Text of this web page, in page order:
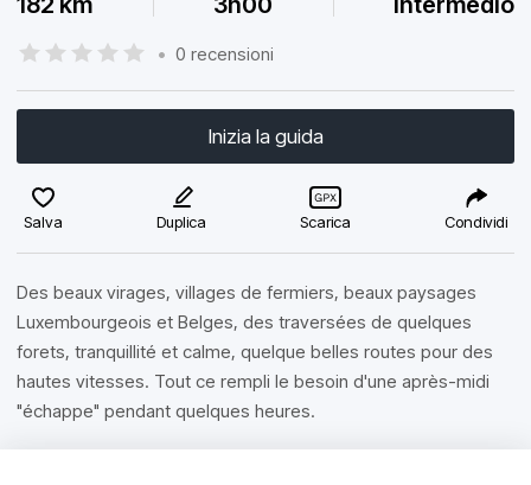
• 0 recensioni
Inizia la guida
Salva Duplica Scarica Condividi
Des beaux virages, villages de fermiers, beaux paysages
Luxembourgeois et Belges, des traversées de quelques
forets, tranquillité et calme, quelque belles routes pour des
hautes vitesses. Tout ce rempli le besoin d'une après-midi
"échappe" pendant quelques heures.